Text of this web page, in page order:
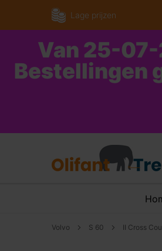
Lage prijzen
Van 25-
Bestellingen
Volvo S 60 II Cross